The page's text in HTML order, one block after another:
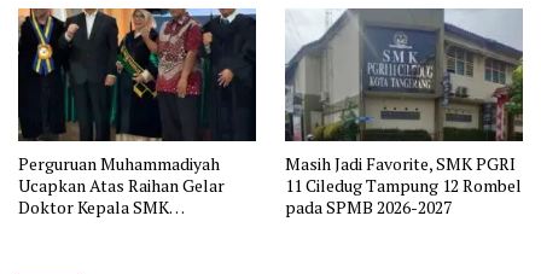
Perguruan Muhammadiyah
Ucapkan Atas Raihan Gelar
Doktor Kepala SMK
Masih Jadi Favorite, SMK PGRI
11 Ciledug Tampung 12 Rombel
pada SPMB 2026-2027